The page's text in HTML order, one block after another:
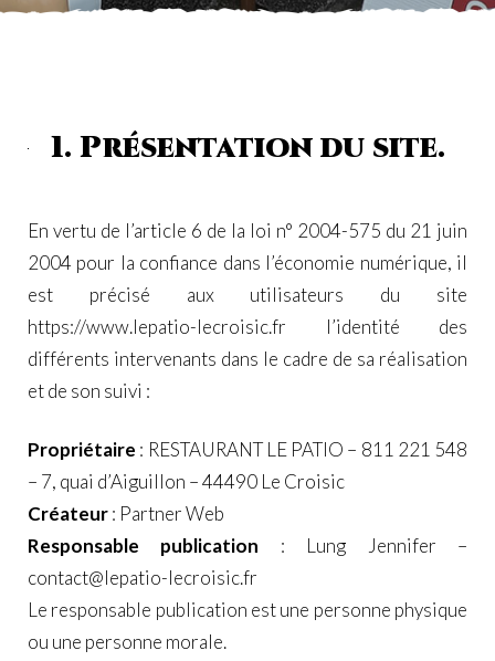
1. Présentation du site.
En vertu de l’article 6 de la loi n° 2004-575 du 21 juin
2004 pour la confiance dans l’économie numérique, il
est précisé aux utilisateurs du site
https://www.lepatio-lecroisic.fr l’identité des
différents intervenants dans le cadre de sa réalisation
et de son suivi :
Propriétaire : RESTAURANT LE PATIO – 811 221 548
– 7, quai d’Aiguillon – 44490 Le Croisic
Créateur: Partner Web
Responsable publication : Lung Jennifer –
contact@lepatio-lecroisic.fr
Le responsable publication est une personne physique
ou une personne morale.